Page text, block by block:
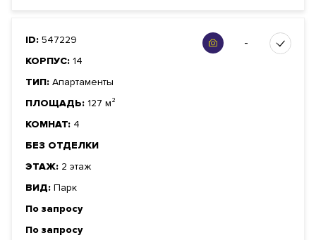
ID: 547229
КОРПУС: 14
ТИП: Апартаменты
ПЛОЩАДЬ: 127 м²
КОМНАТ: 4
БЕЗ ОТДЕЛКИ
ЭТАЖ: 2 этаж
ВИД: Парк
По запросу
По запросу
-